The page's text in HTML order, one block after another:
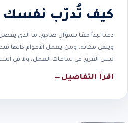
كيف تُدرّب نفسك
دعنا نبدأ معًا بسؤالٍ صادق: ما الذي
ويبقى مكانه، ومن يعمل الأعوام ذاتها
ليس الفرق في ساعات العمل، ولا في
اقرأ التفاصيل ←